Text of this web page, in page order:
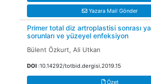
Yazara Mail Gönder
Primer total diz artroplastisi sonrası
sorunları ve yüzeyel enfeksiyon
Bülent Özkurt, Ali Utkan
DOI :10.14292/totbid.dergisi.2019.15
Özet